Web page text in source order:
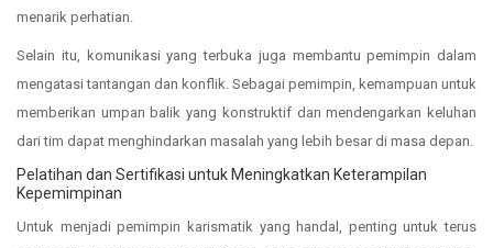
menarik perhatian.
Selain itu, komunikasi yang terbuka juga membantu pemimpin dalam
mengatasi tantangan dan konflik. Sebagai pemimpin, kemampuan untuk
memberikan umpan balik yang konstruktif dan mendengarkan keluhan
dari tim dapat menghindarkan masalah yang lebih besar di masa depan.
Pelatihan dan Sertifikasi untuk Meningkatkan Keterampilan
Kepemimpinan
Untuk menjadi pemimpin karismatik yang handal, penting untuk terus